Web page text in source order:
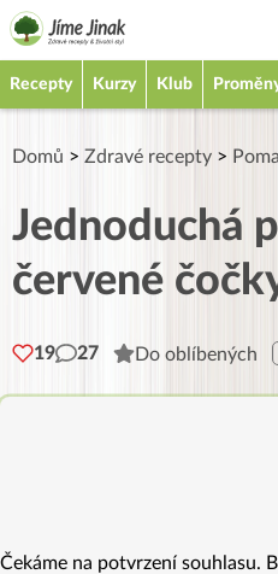
Recepty Kurzy Klub
Domů > Zdravé recepty >
Jednoduchá
červené
19 27 Do oblíbených
Čekáme na potvrzení souhlasu.